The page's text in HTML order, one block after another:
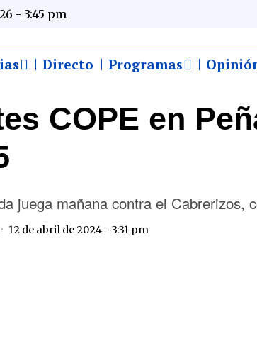
- 3:45 pm
Directo Programas
COPE en
juega mañana contra el Cabrerizos,
12 de abril de 2024 - 3:31 pm